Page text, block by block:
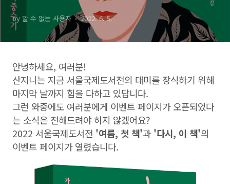
by 알 수 없는 사용자 2022. 6. 5.
안녕하세요, 여러분!
산지니는 지금 서울국제도서전의 대미를 장식하기 위해
마지막 날까지 힘을 다하고 있답니다.
그런 와중에도 여러분에게 이벤트 페이지가 오픈되었다
는 소식은 전해드려야 하지 않겠어요?
2022 서울국제도서전 '여름, 첫 책'과 '다시, 이 책'의
이벤트 페이지가 열렸습니다.